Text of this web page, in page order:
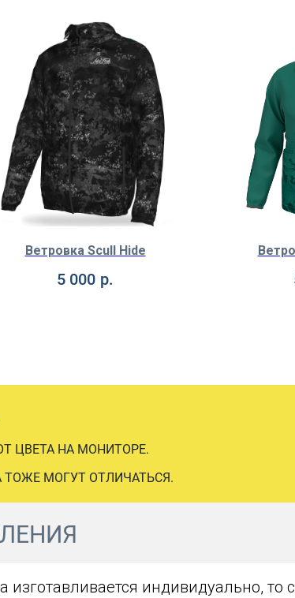
Ветровка Scull Hide
5 000 р.
ЦВЕТА НА МОНИТОРЕ.
МОГУТ ОТЛИЧАТЬСЯ.
индивидуально, то